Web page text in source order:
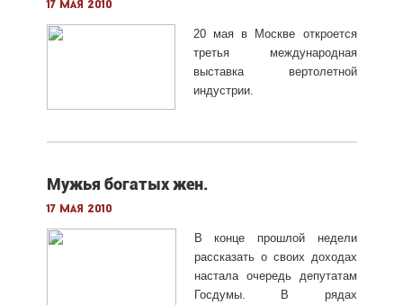
17 мая 2010
20 мая в Москве откроется
третья международная
выставка вертолетной
индустрии.
Мужья богатых жен.
17 мая 2010
В конце прошлой недели
рассказать о своих доходах
настала очередь депутатам
Госдумы. В рядах